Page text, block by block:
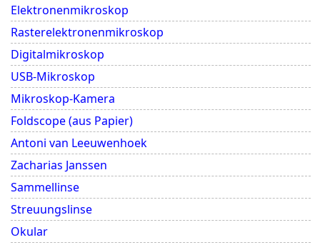
Elektronenmikroskop
Rasterelektronenmikroskop
Digitalmikroskop
USB-Mikroskop
Mikroskop-Kamera
Foldscope (aus Papier)
Antoni van Leeuwenhoek
Zacharias Janssen
Sammellinse
Streuungslinse
Okular